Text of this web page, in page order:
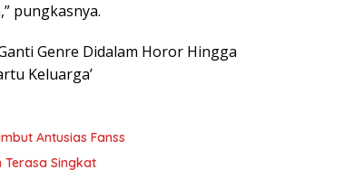
pungkasnya.
Genre Didalam Horor Hingga
Keluarga’
Antusias Fanss
Terasa Singkat